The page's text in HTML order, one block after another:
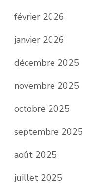
février 2026
janvier 2026
décembre 2025
novembre 2025
octobre 2025
septembre 2025
août 2025
juillet 2025